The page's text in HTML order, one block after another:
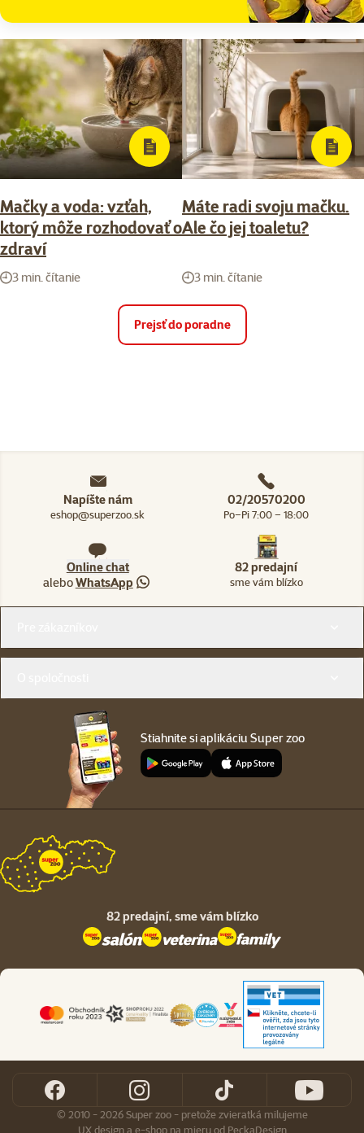
Mačky a voda: vzťah,
ktorý môže rozhodovať o
zdraví
3 min. čítanie
Máte radi svoju mačku.
Ale čo jej toaletu?
3 min. čítanie
Prejsť do poradne
Napíšte nám
eshop@superzoo.sk
02/20570200
Po–Pi 7:00 – 18:00
Online chat
aleboWhatsApp
82 predajní
sme vám blízko
Stiahnite si aplikáciu Super zoo
82 predajní, sme vám blízko
© 2010 - 2026 Super zoo - pretože zvieratká milujeme
UX designa e-shop na mieruod PeckaDesign